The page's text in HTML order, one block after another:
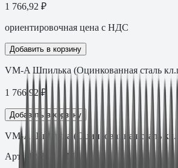
1 766,92 ₽
ориентировочная цена с НДС
Добавить в корзину
VM-A Шпилька (Оцинкованная сталь
1 766,92 ₽
Добавить в корзину
VM-A Шпилька (Оцинкованная сталь
Арт. .12.2000VM